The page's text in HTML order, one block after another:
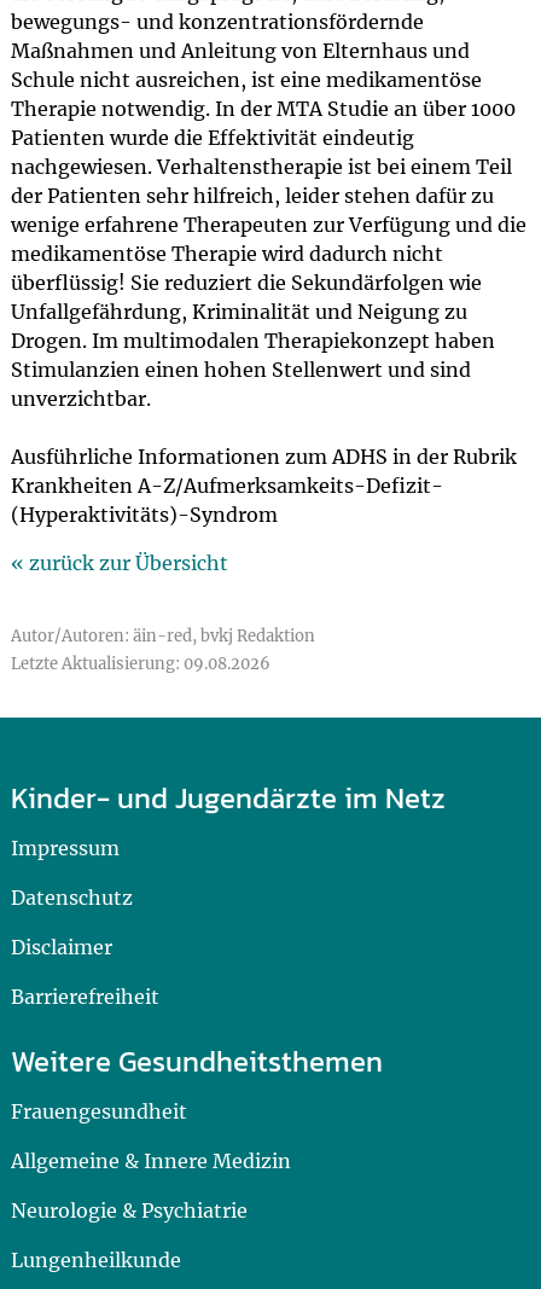
bewegungs- und konzentrationsfördernde
Maßnahmen und Anleitung von Elternhaus und
Schule nicht ausreichen, ist eine medikamentöse
Therapie notwendig. In der MTA Studie an über 1000
Patienten wurde die Effektivität eindeutig
nachgewiesen. Verhaltenstherapie ist bei einem Teil
der Patienten sehr hilfreich, leider stehen dafür zu
wenige erfahrene Therapeuten zur Verfügung und die
medikamentöse Therapie wird dadurch nicht
überflüssig! Sie reduziert die Sekundärfolgen wie
Unfallgefährdung, Kriminalität und Neigung zu
Drogen. Im multimodalen Therapiekonzept haben
Stimulanzien einen hohen Stellenwert und sind
unverzichtbar.
Ausführliche Informationen zum ADHS in der Rubrik
Krankheiten A-Z/Aufmerksamkeits-Defizit-
(Hyperaktivitäts)-Syndrom
« zurück zur Übersicht
Autor/Autoren: äin-red, bvkj Redaktion
Letzte Aktualisierung: 09.08.2026
Kinder- und Jugendärzte im Netz
Impressum
Datenschutz
Disclaimer
Barrierefreiheit
Weitere Gesundheitsthemen
Frauengesundheit
Allgemeine & Innere Medizin
Neurologie & Psychiatrie
Lungenheilkunde